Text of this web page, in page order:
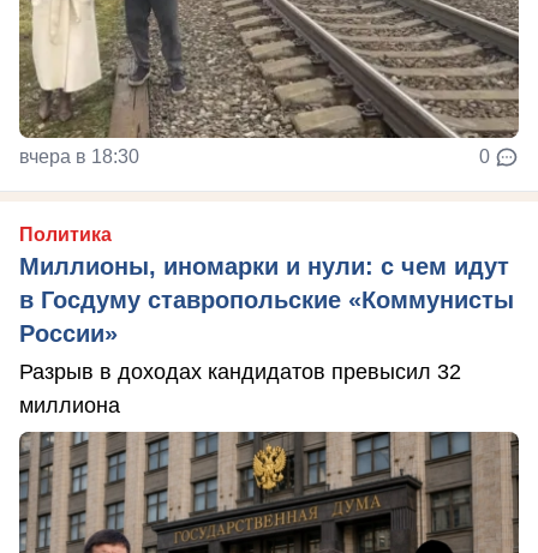
вчера в 18:30 0
Политика
Миллионы, иномарки и нули: с чем идут
в Госдуму ставропольские «Коммунисты
России»
Разрыв в доходах кандидатов превысил 32
миллиона